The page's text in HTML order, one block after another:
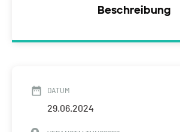
Beschreibung
DATUM
29.06.2024